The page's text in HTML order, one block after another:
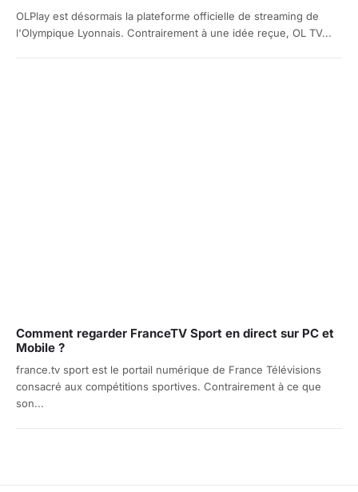
OLPlay est désormais la plateforme officielle de streaming de
l'Olympique Lyonnais. Contrairement à une idée reçue, OL TV...
Comment regarder FranceTV Sport en direct sur PC et
Mobile ?
france.tv sport est le portail numérique de France Télévisions
consacré aux compétitions sportives. Contrairement à ce que
son...